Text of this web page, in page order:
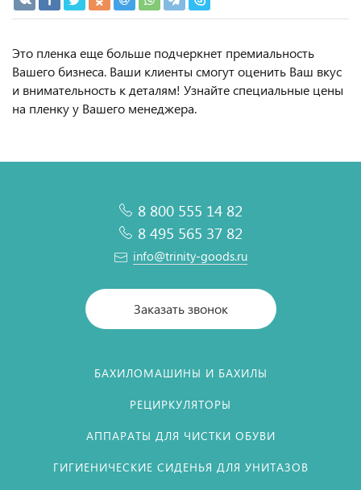
Это пленка еще больше подчеркнет премиальность
Вашего бизнеса. Ваши клиенты смогут оценить Ваш вкус
и внимательность к деталям! Узнайте специальные цены
на пленку у Вашего менеджера.
8 800 555 14 82
8 495 565 37 82
info@trinity-goods.ru
Заказать звонок
БАХИЛОМАШИНЫ И БАХИЛЫ
РЕЦИРКУЛЯТОРЫ
АППАРАТЫ ДЛЯ ЧИСТКИ ОБУВИ
ГИГИЕНИЧЕСКИЕ СИДЕНЬЯ ДЛЯ УНИТАЗОВ